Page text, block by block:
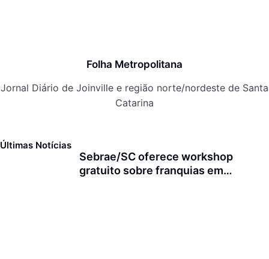
Folha Metropolitana
Jornal Diário de Joinville e região norte/nordeste de Santa
Catarina
Últimas Notícias
Sebrae/SC oferece workshop
gratuito sobre franquias em